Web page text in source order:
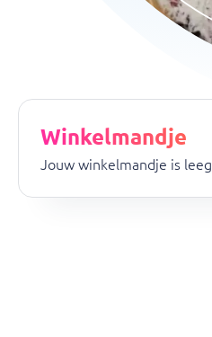
Winkelmandje
Jouw winkelmandje is leeg